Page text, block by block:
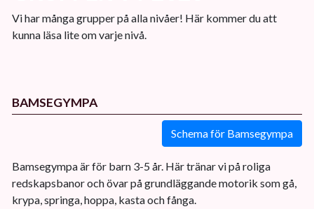
Vi har många grupper på alla nivåer! Här kommer du att
kunna läsa lite om varje nivå.
BAMSEGYMPA
Schema för Bamsegympa
Bamsegympa är för barn 3-5 år. Här tränar vi på roliga
redskapsbanor och övar på grundläggande motorik som gå,
krypa, springa, hoppa, kasta och fånga.